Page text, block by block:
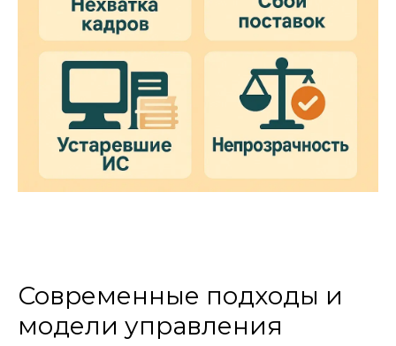
Современные подходы и
модели управления